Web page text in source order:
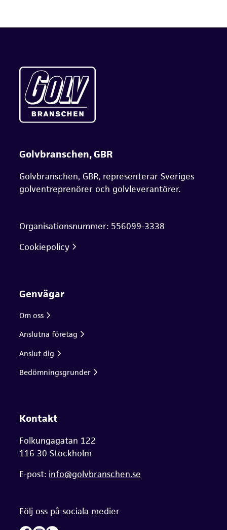
Golvbranschen, GBR
Golvbranschen, GBR, representerar Sveriges
golventreprenörer och golvleverantörer.
Organisationsnummer: 556099-3338
Cookiepolicy
Genvägar
Om oss
Anslutna företag
Anslut dig
Bedömningsgrunder
Kontakt
Folkungagatan 122
116 30 Stockholm
E-post: info@golvbranschen.se
Följ oss på sociala medier